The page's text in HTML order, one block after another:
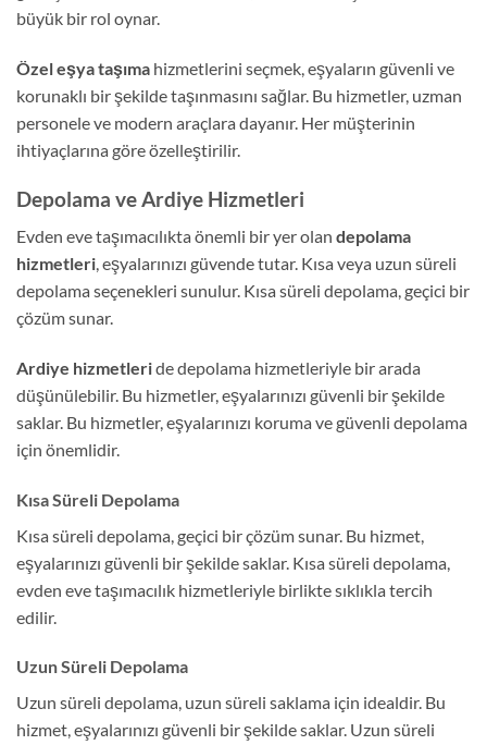
büyük bir rol oynar.
Özel eşya taşıma hizmetlerini seçmek, eşyaların güvenli ve
korunaklı bir şekilde taşınmasını sağlar. Bu hizmetler, uzman
personele ve modern araçlara dayanır. Her müşterinin
ihtiyaçlarına göre özelleştirilir.
Depolama ve Ardiye Hizmetleri
Evden eve taşımacılıkta önemli bir yer olan depolama
hizmetleri, eşyalarınızı güvende tutar. Kısa veya uzun süreli
depolama seçenekleri sunulur. Kısa süreli depolama, geçici bir
çözüm sunar.
Ardiye hizmetleride depolama hizmetleriyle bir arada
düşünülebilir. Bu hizmetler, eşyalarınızı güvenli bir şekilde
saklar. Bu hizmetler, eşyalarınızı koruma ve güvenli depolama
için önemlidir.
Kısa Süreli Depolama
Kısa süreli depolama, geçici bir çözüm sunar. Bu hizmet,
eşyalarınızı güvenli bir şekilde saklar. Kısa süreli depolama,
evden eve taşımacılık hizmetleriyle birlikte sıklıkla tercih
edilir.
Uzun Süreli Depolama
Uzun süreli depolama, uzun süreli saklama için idealdir. Bu
hizmet, eşyalarınızı güvenli bir şekilde saklar. Uzun süreli